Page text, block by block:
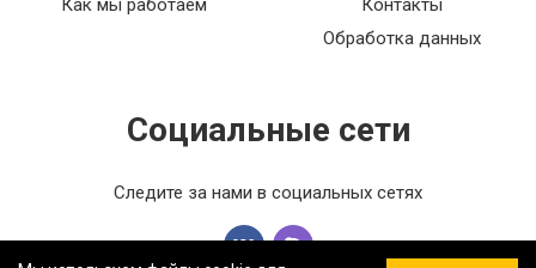
Как мы работаем
Контакты
Обработка данных
Социальные сети
Следите за нами в социальных сетях